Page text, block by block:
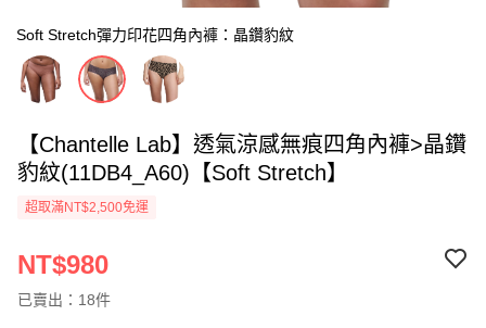
Soft Stretch彈力印花四角內褲：晶鑽豹紋
【Chantelle Lab】透氣涼感無痕四角內褲>晶鑽
豹紋(11DB4_A60)【Soft Stretch】
超取滿NT$2,500免運
NT$980
已賣出：18件